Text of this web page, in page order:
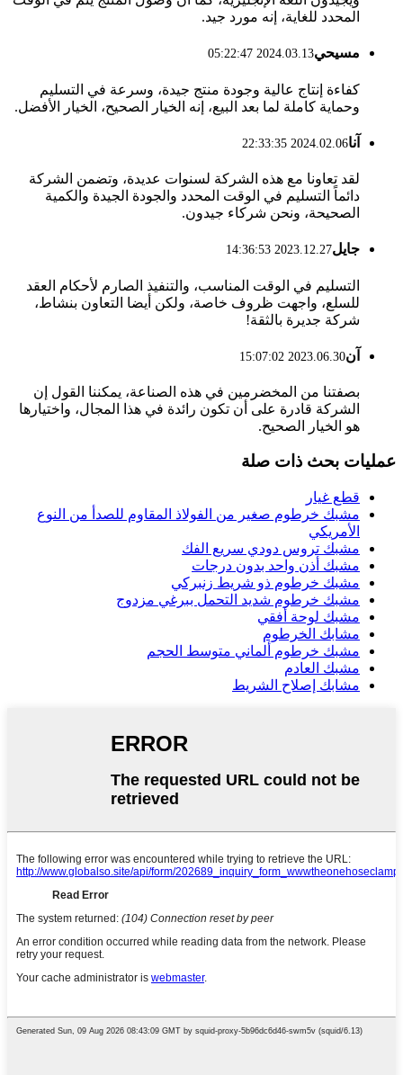
المحدد للغاية، إنه مورد جيد.
مسيحي2024.03.13 05:22:47
كفاءة إنتاج عالية وجودة منتج جيدة، وسرعة في التسليم
وحماية كاملة لما بعد البيع، إنه الخيار الصحيح، الخيار الأفضل.
آنا2024.02.06 22:33:35
لقد تعاونا مع هذه الشركة لسنوات عديدة، وتضمن الشركة
دائماً التسليم في الوقت المحدد والجودة الجيدة والكمية
الصحيحة، ونحن شركاء جيدون.
جايل2023.12.27 14:36:53
التسليم في الوقت المناسب، والتنفيذ الصارم لأحكام العقد
للسلع، واجهت ظروف خاصة، ولكن أيضا التعاون بنشاط،
شركة جديرة بالثقة!
آن2023.06.30 15:07:02
بصفتنا من المخضرمين في هذه الصناعة، يمكننا القول إن
الشركة قادرة على أن تكون رائدة في هذا المجال، واختيارها
هو الخيار الصحيح.
عمليات بحث ذات صلة
قطع غيار
مشبك خرطوم صغير من الفولاذ المقاوم للصدأ من النوع
الأمريكي
مشبك تروس دودي سريع الفك
مشبك أذن واحد بدون درجات
مشبك خرطوم ذو شريط زنبركي
مشبك خرطوم شديد التحمل ببرغي مزدوج
مشبك لوحة أفقي
مشابك الخرطوم
مشبك خرطوم ألماني متوسط ​​الحجم
مشبك العادم
مشابك إصلاح الشريط